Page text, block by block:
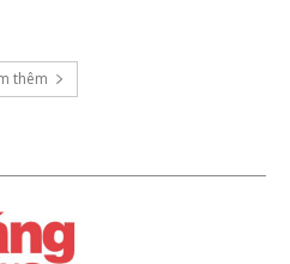
thêm